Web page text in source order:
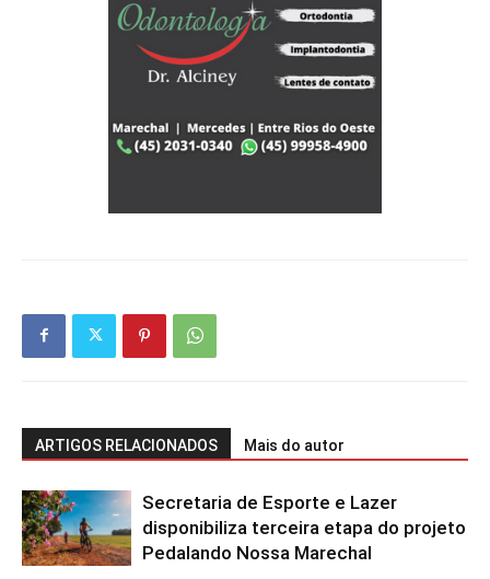
ARTIGOS RELACIONADOS Mais do autor
Secretaria de Esporte e Lazer
disponibiliza terceira etapa do projeto
Pedalando Nossa Marechal